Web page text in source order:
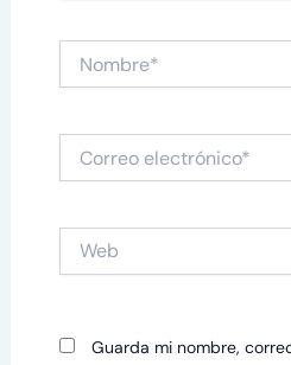
electrónico*
Guarda mi nombre,